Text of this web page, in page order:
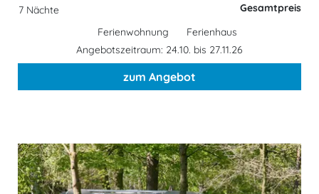
7 Nächte
Gesamtpreis
Ferienwohnung
Ferienhaus
Angebotszeitraum: 24.10. bis 27.11.26
zum Angebot